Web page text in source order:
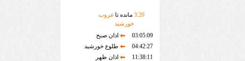
3:20 مانده تاغروب
خورشید
03:05:09
اذان صبح
04:42:27
طلوع خورشید
11:38:11
اذان ظهر